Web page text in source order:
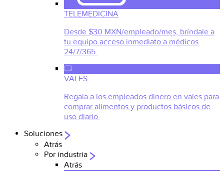
TELEMEDICINA
Desde $30 MXN/empleado/mes, bríndale a
tu equipo acceso inmediato a médicos
24/7/365.
VALES
Regala a los empleados dinero en vales para
comprar alimentos y productos básicos de
uso diario.
Soluciones
Atrás
Por industria
Atrás